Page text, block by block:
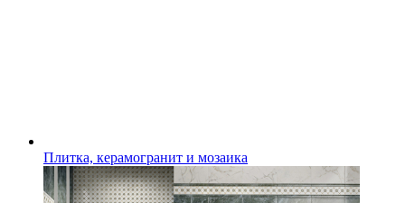
Плитка, керамогранит и мозаика